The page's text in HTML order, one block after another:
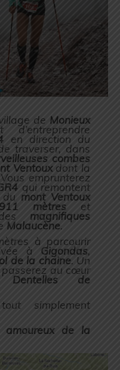
de Monieux
en direction du
traverser, dans
combes
Ventouxdont la
emprunterez
qui remontent
mont Ventoux
mètreset
magnifiques
Malaucène.
à parcourir
à Gigondas,
de la chaine. Un
au cœur
Dentelles de
simplement
amoureux de la